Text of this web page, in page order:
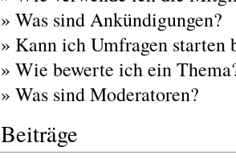
» Was sind Ankündigungen?
» Kann ich Umfragen starten
» Wie bewerte ich ein
» Was sind Moderatoren?
Beiträge